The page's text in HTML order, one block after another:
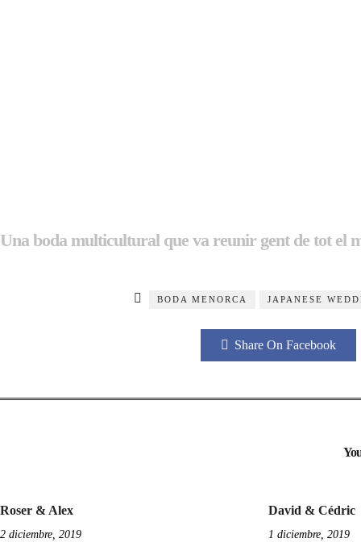
Una boda multicultural que va reunir gent de tot el
BODA MENORCA JAPANESE
Share On Facebook
Roser & Alex
2 diciembre, 2019
David & Cédric
1 diciembre, 2019